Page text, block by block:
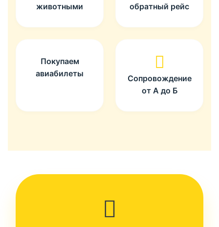
животными
обратный рейс
Покупаем
авиабилеты
Сопровождение
от А до Б